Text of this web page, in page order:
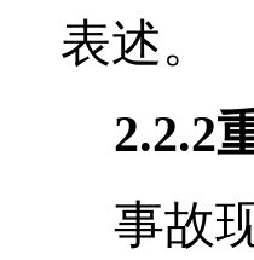
表述。
2.2.2
事故